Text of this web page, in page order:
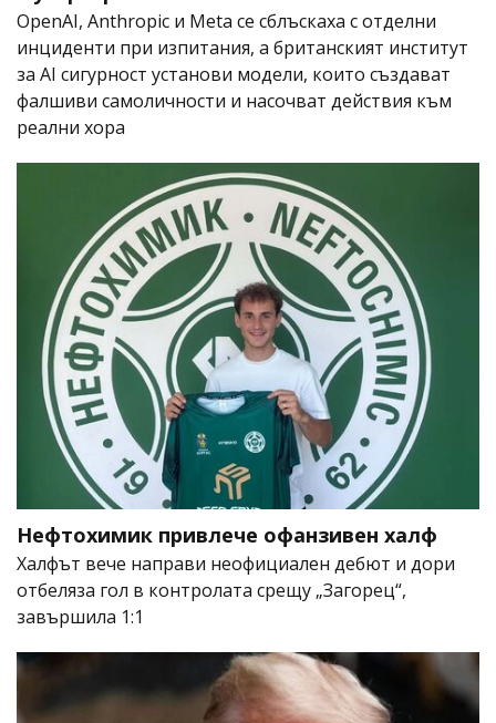
OpenAI, Anthropic и Meta се сблъскаха с отделни
инциденти при изпитания, а британският институт
за AI сигурност установи модели, които създават
фалшиви самоличности и насочват действия към
реални хора
Нефтохимик привлече офанзивен халф
Халфът вече направи неофициален дебют и дори
отбеляза гол в контролата срещу „Загорец“,
завършила 1:1